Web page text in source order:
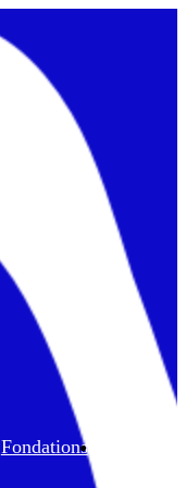
Fondations